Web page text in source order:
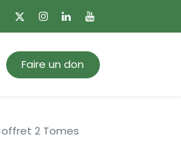
Faire un don
2 Tomes